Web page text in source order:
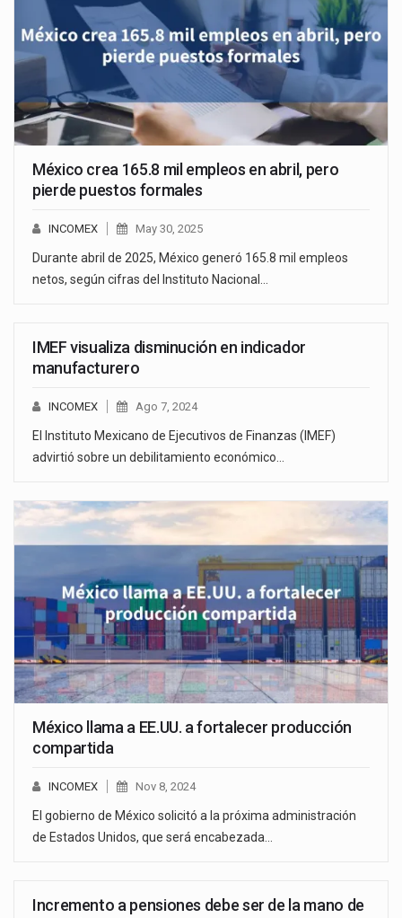
México crea 165.8 mil empleos en abril, pero
pierde puestos formales
INCOMEX May 30, 2025
Durante abril de 2025, México generó 165.8 mil empleos
netos, según cifras del Instituto Nacional…
IMEF visualiza disminución en indicador
manufacturero
INCOMEX Ago 7, 2024
El Instituto Mexicano de Ejecutivos de Finanzas (IMEF)
advirtió sobre un debilitamiento económico…
México llama a EE.UU. a fortalecer producción
compartida
INCOMEX Nov 8, 2024
El gobierno de México solicitó a la próxima administración
de Estados Unidos, que será encabezada…
Incremento a pensiones debe ser de la mano de